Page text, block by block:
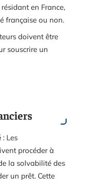
en France,
française ou non.
doivent être
souscrire un
: Les
procéder à
la solvabilité des
un prêt. Cette